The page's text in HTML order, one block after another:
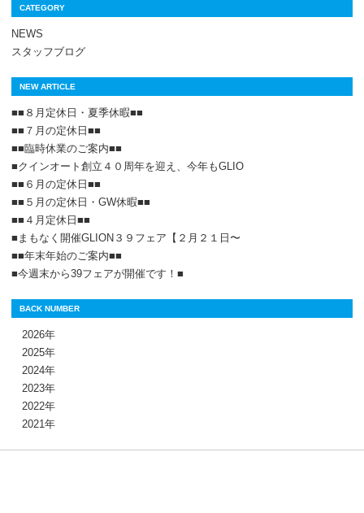
CATEGORY
NEWS
スタッフブログ
NEW ARTICLE
■■８月定休日・夏季休暇■■
■■７月の定休日■■
■■臨時休業のご案内■■
■クインオート創立４０周年を迎え、今年もGLIO
■■６月の定休日■■
■■５月の定休日・GW休暇■■
■■４月定休日■■
■まもなく開催GLION３９フェア【２月２１日〜
■■年末年始のご案内■■
■今週末から39フェアが開催です！■
BACK NUMBER
2026年
2025年
2024年
2023年
2022年
2021年